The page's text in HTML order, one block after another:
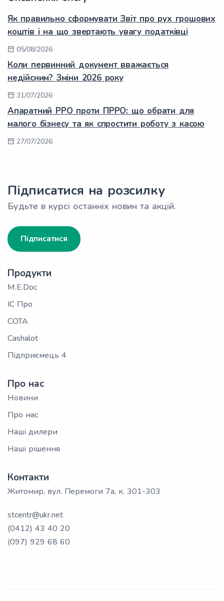
Як правильно сформувати Звіт про рух грошових
коштів і на що звертають увагу податківці
05/08/2026
Коли первинний документ вважається
недійсним? Зміни 2026 року
31/07/2026
Апаратний РРО проти ПРРО: що обрати для
малого бізнесу та як спростити роботу з касою
27/07/2026
Підписатися на розсилку
Будьте в курсі останніх новин та акцій.
Підписатися
Продукти
M.E.Doc
ІС Про
СОТА
Cashalot
Підприємець 4
Про нас
Новини
Про нас
Наші дилери
Наші рішення
Контакти
Житомир, вул. Перемоги 7а, к. 301-303
stcentr@ukr.net
(0412) 43 40 20
(097) 929 68 60